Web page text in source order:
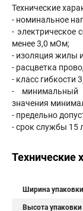
Технические
- номинальное
- электрическое
менее 3,0 мОм;
- изоляция жилы
- расцветка
- класс гибкости
- минимальный
значения
- предельно
- срок службы 15
Технические
Ширина упаковки
Высота упаковки